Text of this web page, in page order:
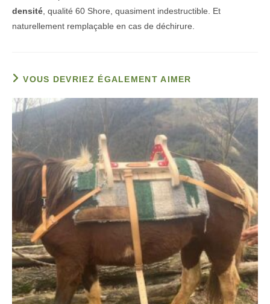
densité , qualité 60 Shore, quasiment indestructible. Et
naturellement remplaçable en cas de déchirure.
VOUS DEVRIEZ ÉGALEMENT AIMER